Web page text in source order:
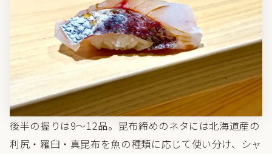
後半の握りは9〜12品。昆布締めのネタには北海道産の
利尻・羅臼・真昆布を魚の種類に応じて使い分け、シャ